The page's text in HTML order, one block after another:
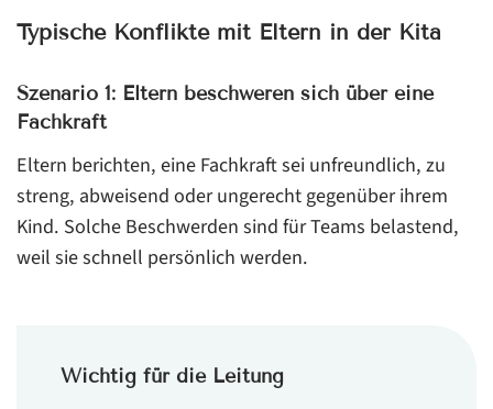
Typische Konflikte mit Eltern in der Kita
Szenario 1: Eltern beschweren sich über eine
Fachkraft
Eltern berichten, eine Fachkraft sei unfreundlich, zu
streng, abweisend oder ungerecht gegenüber ihrem
Kind. Solche Beschwerden sind für Teams belastend,
weil sie schnell persönlich werden.
Wichtig für die Leitung